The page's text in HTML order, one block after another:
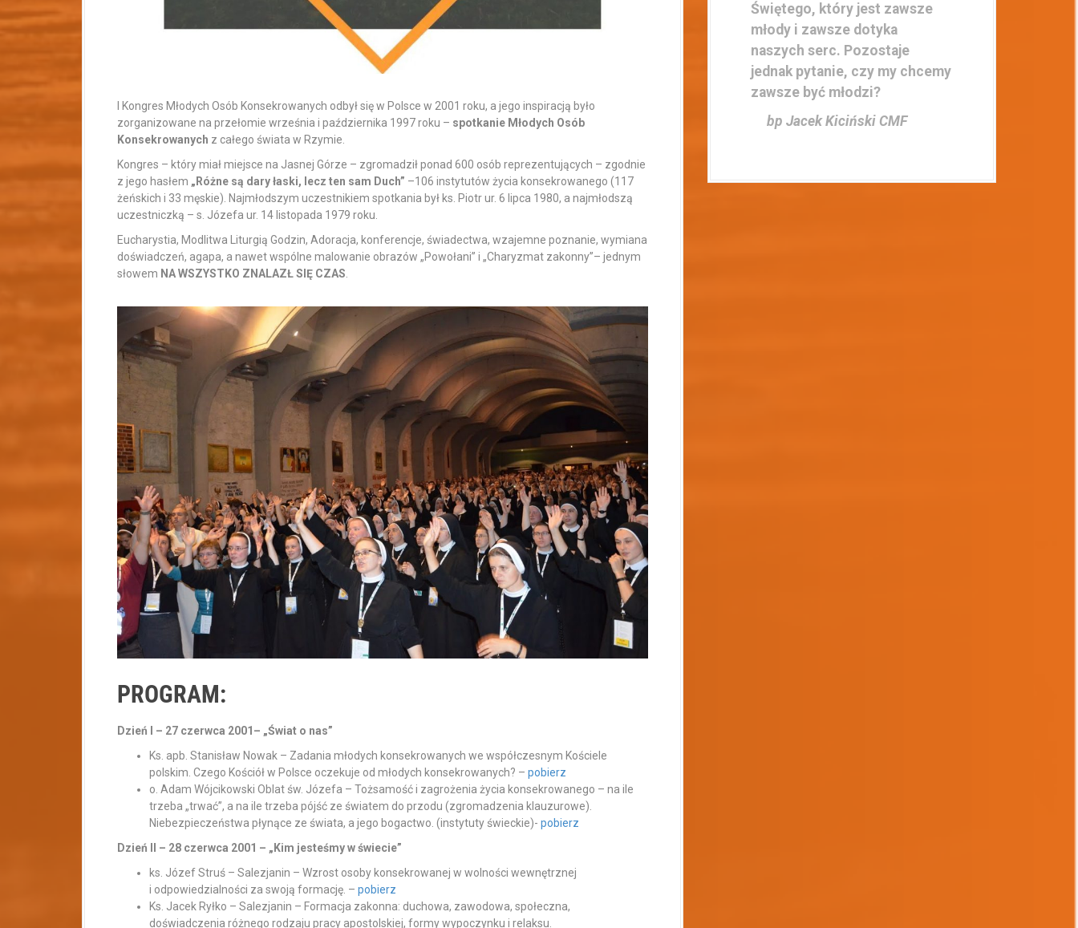
I Kongres Młodych Osób Konsekrowanych odbył się w Polsce w 2001 roku, a jego inspiracją było
zorganizowane na przełomie września i października 1997 roku – spotkanie Młodych Osób
Konsekrowanych z całego świata w Rzymie.
Kongres – który miał miejsce na Jasnej Górze – zgromadził ponad 600 osób reprezentujących – zgodnie
z jego hasłem „Różne są dary łaski, lecz ten sam Duch” –106 instytutów życia konsekrowanego (117
żeńskich i 33 męskie). Najmłodszym uczestnikiem spotkania był ks. Piotr ur. 6 lipca 1980, a najmłodszą
uczestniczką – s. Józefa ur. 14 listopada 1979 roku.
Eucharystia, Modlitwa Liturgią Godzin, Adoracja, konferencje, świadectwa, wzajemne poznanie, wymiana
doświadczeń, agapa, a nawet wspólne malowanie obrazów „Powołani” i „Charyzmat zakonny”– jednym
słowem NA WSZYSTKO ZNALAZŁ SIĘ CZAS.
PROGRAM:
Dzień I – 27 czerwca 2001– „Świat o nas”
Ks. apb. Stanisław Nowak – Zadania młodych konsekrowanych we współczesnym Kościele
polskim. Czego Kościół w Polsce oczekuje od młodych konsekrowanych? – pobierz
o. Adam Wójcikowski Oblat św. Józefa – Tożsamość i zagrożenia życia konsekrowanego – na ile
trzeba „trwać”, a na ile trzeba pójść ze światem do przodu (zgromadzenia klauzurowe).
Niebezpieczeństwa płynące ze świata, a jego bogactwo. (instytuty świeckie)- pobierz
Dzień II – 28 czerwca 2001 – „Kim jesteśmy w świecie”
ks. Józef Struś – Salezjanin – Wzrost osoby konsekrowanej w wolności wewnętrznej
i odpowiedzialności za swoją formację. – pobierz
Ks. Jacek Ryłko – Salezjanin – Formacja zakonna: duchowa, zawodowa, społeczna,
doświadczenia różnego rodzaju pracy apostolskiej, formy wypoczynku i relaksu.
Świętego, który jest zawsze
młody i zawsze dotyka
naszych serc. Pozostaje
jednak pytanie, czy my chcemy
zawsze być młodzi?
bp Jacek Kiciński CMF